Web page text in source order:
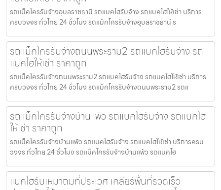
รถแม็คโครรับจ้างอุบลราชธานี รถแบคโฮรับจ้าง รถแบคโฮให้เช่า บริการ
ครบวงจร ทั่วไทย 24 ชั่วโมง รถแม็คโครรับจ้างอุบลราชธานี ร
รถแม็คโครรับจ้างถนนพระราม2 รถแบคโฮรับจ้าง รถ
แบคโฮให้เช่า ราคาถูก
รถแม็คโครรับจ้างถนนพระราม2 รถแบคโฮรับจ้าง รถแบคโฮให้เช่า บริการ
ครบวงจร ทั่วไทย 24 ชั่วโมง รถแม็คโครรับจ้างถนนพระราม2 รถแ
รถแม็คโครรับจ้างบ้านแพ้ว รถแบคโฮรับจ้าง รถแบคโฮ
ให้เช่า ราคาถูก
รถแม็คโครรับจ้างบ้านแพ้ว รถแบคโฮรับจ้าง รถแบคโฮให้เช่า บริการครบ
วงจร ทั่วไทย 24 ชั่วโมง รถแม็คโครรับจ้างบ้านแพ้ว รถแบคโฮ
แบคโฮรับเหมาถมที่ประเวศ เคลียร์พื้นที่รวดเร็ว